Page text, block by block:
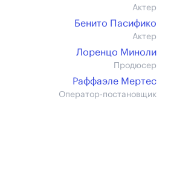
Актер
Бенито Пасифико
Актер
Лоренцо Миноли
Продюсер
Раффаэле Мертес
Оператор-постановщик